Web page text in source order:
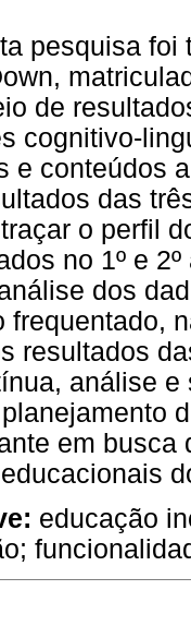
pesquisa foi
de
cognitivo-
e conteúdos
das
o perfil
no 1º e
dos
frequentado,
resultados
análise
em busca
educação